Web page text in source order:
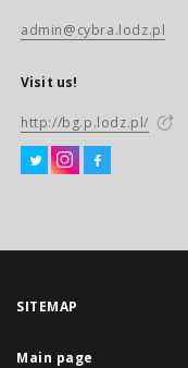
admin@cybra.lodz.pl
Visit us!
http://bg.p.lodz.pl/
SITEMAP
Main page